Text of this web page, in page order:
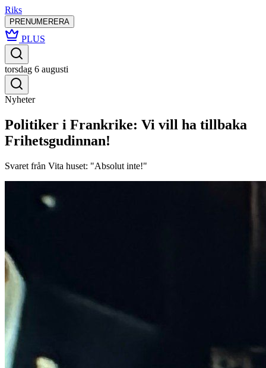
Riks
PRENUMERERA
PLUS
torsdag 6 augusti
Nyheter
Politiker i Frankrike: Vi vill ha tillbaka
Frihetsgudinnan!
Svaret från Vita huset: "Absolut inte!"